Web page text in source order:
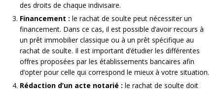
des droits de chaque indivisaire.
Financement : le rachat de soulte peut nécessiter un
financement. Dans ce cas, il est possible d’avoir recours à
un prêt immobilier classique ou à un prêt spécifique au
rachat de soulte. Il est important d’étudier les différentes
offres proposées par les établissements bancaires afin
d’opter pour celle qui correspond le mieux à votre situation.
Rédaction d’un acte notarié : le rachat de soulte doit